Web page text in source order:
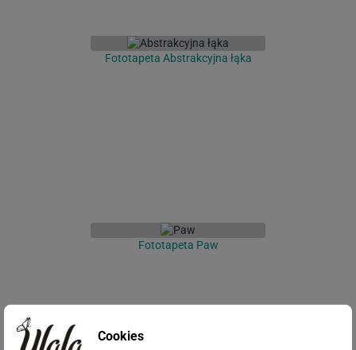
Fototapeta Abstrakcyjna łąka
Fototapeta Paw
Cookies